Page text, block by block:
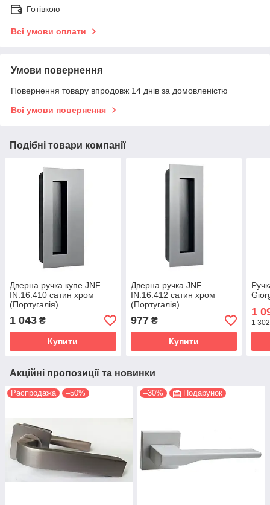
Готівкою
Всі умови оплати
Умови повернення
Повернення товару впродовж 14 днів за домовленістю
Всі умови повернення
Подібні товари компанії
Дверна ручка купе JNF
IN.16.410 сатин хром
(Португалія)
1 043 ₴
Купити
Дверна ручка JNF
IN.16.412 сатин хром
(Португалія)
977₴
Купити
1
1
Акційні пропозиції та новинки
Распродажа –50% –30% Подарунок